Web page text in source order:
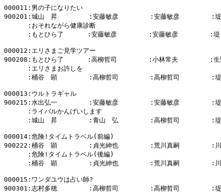
000011:男の子になりたい
900201:城山　昇        :安藤敏彦        :安藤敏彦        :堤
      :おそれながら健康診断
:もとひら了      :安藤敏彦        :安藤敏彦        :堤
000012:エリさまご見学ツアー
900208:もとひら了      :高柳哲司        :小林常夫        :生
      :エリさまお許しを
:桶谷　顕        :高柳哲司        :高柳哲司        :堤
000013:ウルトラギャル
900215:水出弘一        :安藤敏彦        :安藤敏彦        :堤
      :ライバルかんげいします
:城山　昇        :青山　弘        :高柳哲司        :堤
000014:危険!タイムトラベル(前編)
900222:桶谷　顕        :貞光紳也        :荒川真嗣        :川
      :危険!タイムトラベル(後編)
:桶谷　顕        :貞光紳也        :荒川真嗣        :川
000015:ワンダユウは占い師?
900301:志村多穂        :高柳哲司        :高柳哲司        :堤